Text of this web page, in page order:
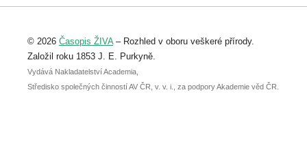
Registrovat se můžete do 6. září.
abstraktu přihlášené přednášky nebo
posteru je už 30. června.
© 2026 Časopis ŽIVA– Rozhled v oboru veškeré přírody.
Založil roku 1853 J. E. Purkyně.
Vydává Nakladatelství Academia,
Středisko společných činností AV ČR, v. v. i., za podpory Akademie věd ČR.